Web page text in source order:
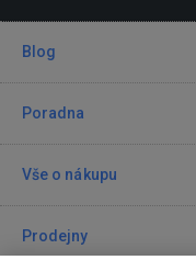
Blog
Poradna
Vše o nákupu
Prodejny